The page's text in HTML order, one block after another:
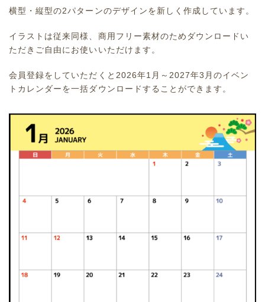
横型・縦型の2パターンのデザインを新しく作成しています。
イラストは従来同様、商用フリー素材のためダウンロードい
ただきご自由にお使いいただけます。
会員登録をしていただくと2026年1月～2027年3月のイベン
トカレンダーを一括ダウンロードすることができます。